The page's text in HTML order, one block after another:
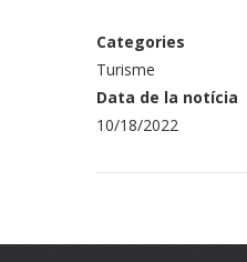
Categories
Turisme
Data de la notícia
10/18/2022